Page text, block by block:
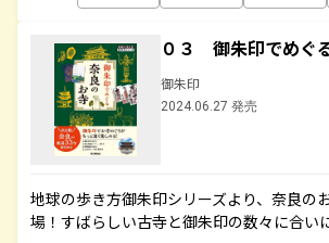
０３ 御朱印でめぐ
御朱印
2024.06.27 発売
地球の歩き方御朱印シリーズより、奈良の
場！すばらしい古寺と御朱印の数々に合い